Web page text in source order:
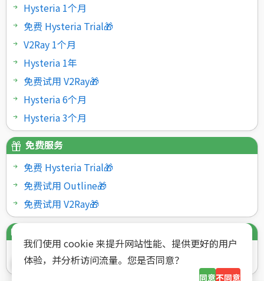
我们使用 cookie 来提升网站性能、提供更好的用户
体验，并分析访问流量。您是否同意？
同意不同意
Hysteria 1个月
免费 Hysteria Trial🎁
V2Ray 1个月
Hysteria 1年
免费试用 V2Ray🎁
Hysteria 6个月
Hysteria 3个月
免费服务
免费 Hysteria Trial🎁
免费试用 Outline🎁
免费试用 V2Ray🎁